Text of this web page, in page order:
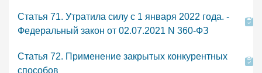
Статья 71. Утратила силу с 1 января 2022 года. -
Федеральный закон от 02.07.2021 N 360-ФЗ
Статья 72. Применение закрытых конкурентных
способов